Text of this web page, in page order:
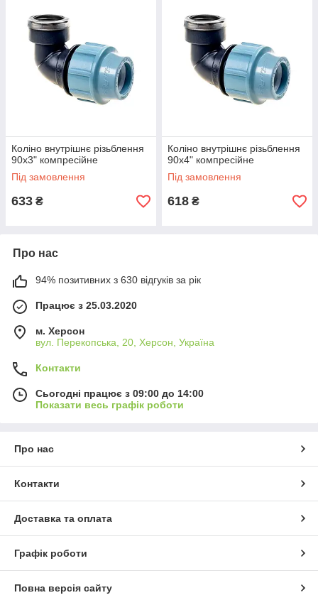
Коліно внутрішнє різьблення
90х3" компресійне
Під замовлення
633 ₴
Коліно внутрішнє різьблення
90х4" компресійне
Під замовлення
618 ₴
Про нас
94% позитивних з 630 відгуків за рік
Працює з 25.03.2020
м. Херсон
вул. Перекопська, 20, Херсон, Україна
Контакти
Сьогодні працює з 09:00 до 14:00
Показати весь графік роботи
Про нас
Контакти
Доставка та оплата
Графік роботи
Повна версія сайту